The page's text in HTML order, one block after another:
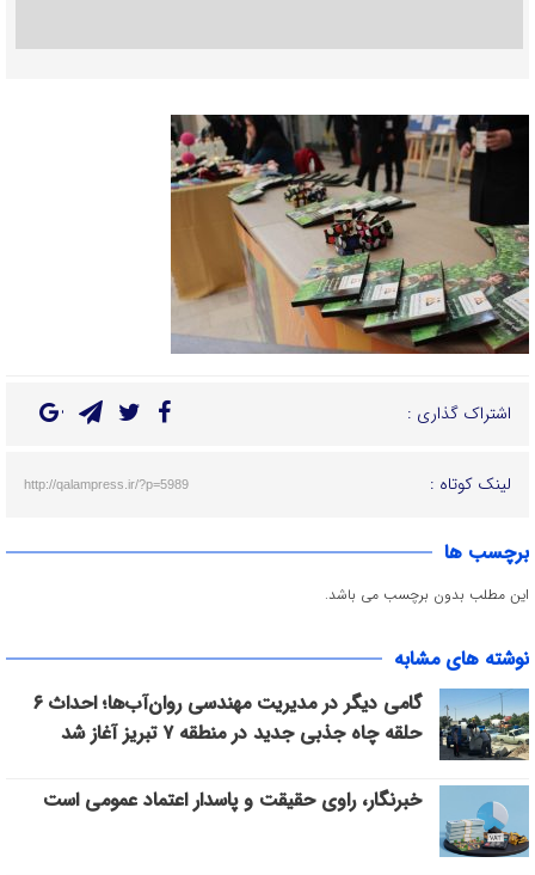
اشتراک گذاری :
لینک کوتاه : http://qalampress.ir/?p=5989
برچسب ها
این مطلب بدون برچسب می باشد.
نوشته های مشابه
گامی دیگر در مدیریت مهندسی روان‌آب‌ها؛ احداث ۶
حلقه چاه جذبی جدید در منطقه ۷ تبریز آغاز شد
خبرنگار، راوی حقیقت و پاسدار اعتماد عمومی است